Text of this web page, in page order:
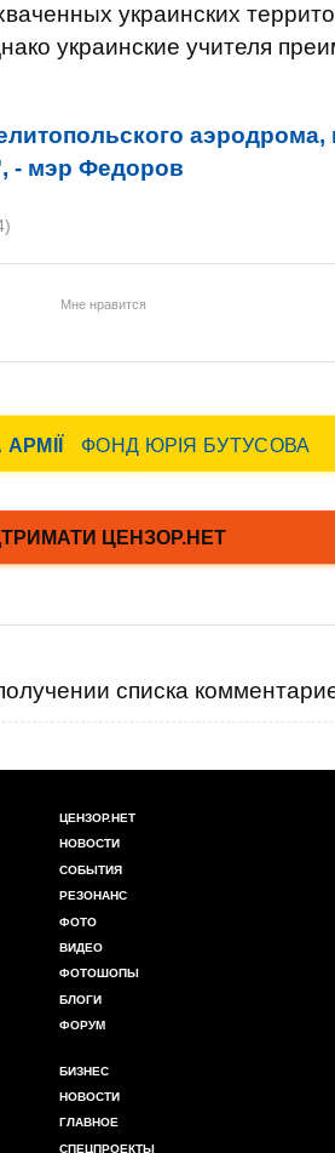
украинских
украинские учителя
аэродрома,
- мэр Федоров
Мне нравится
списка
ЦЕНЗОР.НЕТ
НОВОСТИ
СОБЫТИЯ
РЕЗОНАНС
ФОТО
ВИДЕО
ФОТОШОПЫ
БЛОГИ
ФОРУМ
БИЗНЕС
НОВОСТИ
ГЛАВНОЕ
СПЕЦПРОЕКТЫ